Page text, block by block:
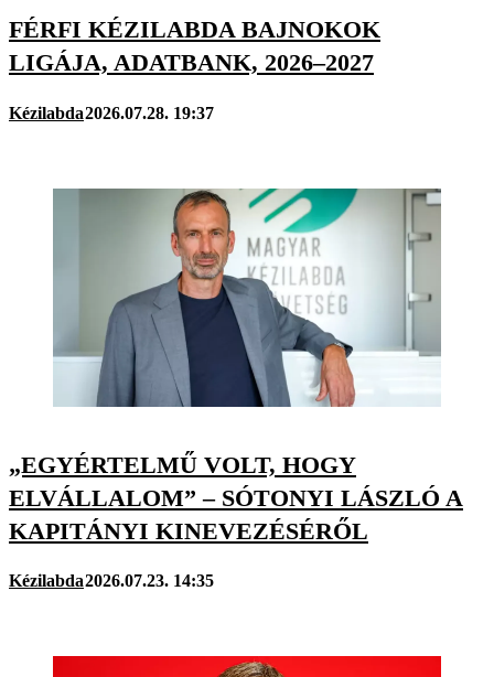
FÉRFI KÉZILABDA BAJNOKOK
LIGÁJA, ADATBANK, 2026–2027
Kézilabda2026.07.28. 19:37
„EGYÉRTELMŰ VOLT, HOGY
ELVÁLLALOM” – SÓTONYI LÁSZLÓ A
KAPITÁNYI KINEVEZÉSÉRŐL
Kézilabda2026.07.23. 14:35